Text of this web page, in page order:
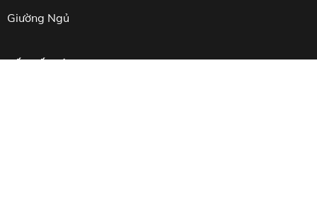
Giường Ngủ